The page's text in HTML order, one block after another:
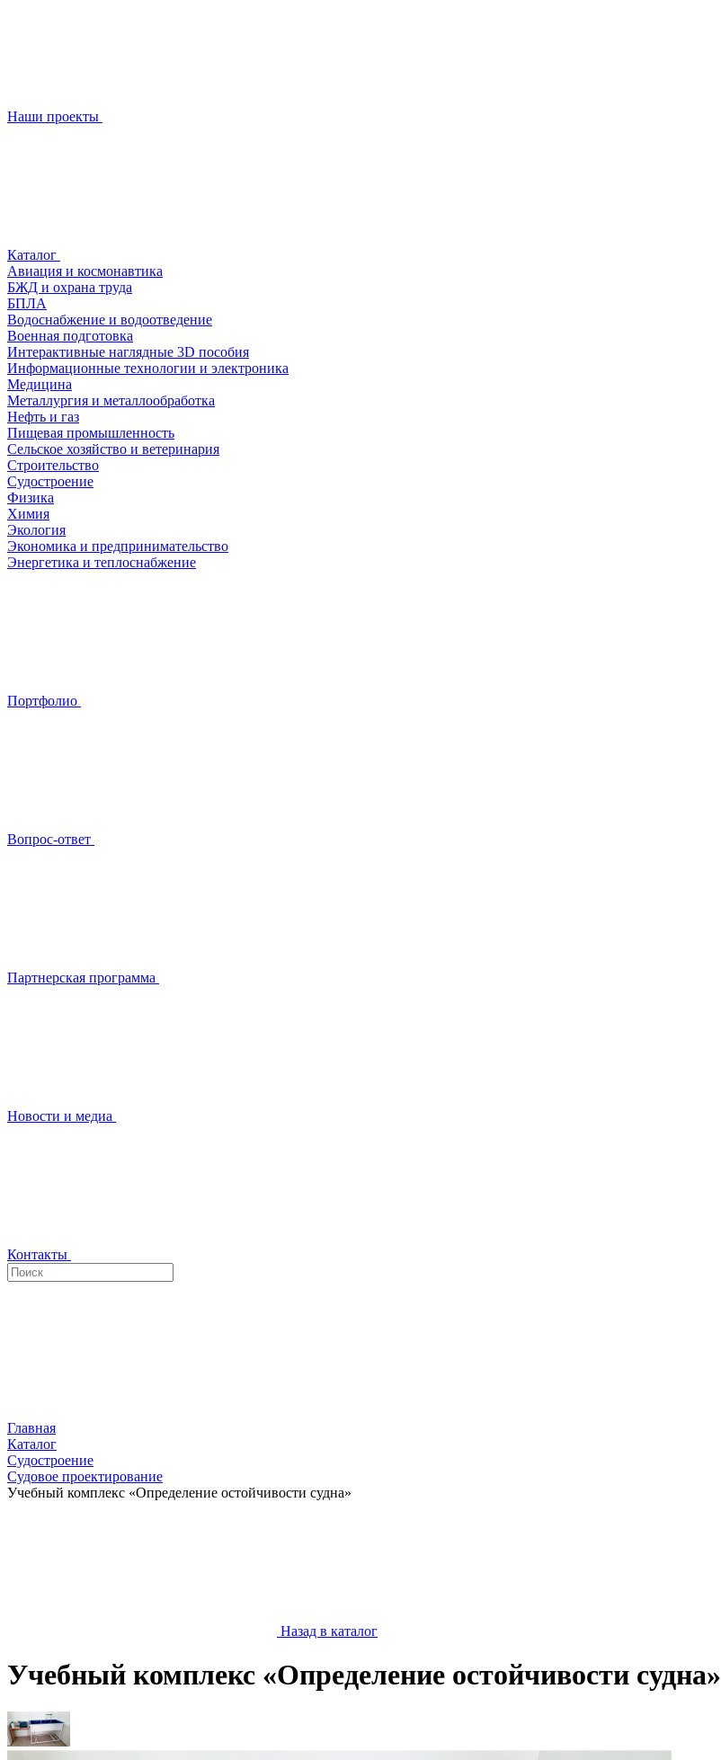
Наши проекты
Каталог
Авиация и космонавтика
БЖД и охрана труда
БПЛА
Водоснабжение и водоотведение
Военная подготовка
Интерактивные наглядные 3D пособия
Информационные технологии и электроника
Медицина
Металлургия и металлообработка
Нефть и газ
Пищевая промышленность
Сельское хозяйство и ветеринария
Строительство
Судостроение
Физика
Химия
Экология
Экономика и предпринимательство
Энергетика и теплоснабжение
Портфолио
Вопрос-ответ
Партнерская программа
Новости и медиа
Контакты
Главная
Каталог
Судостроение
Судовое проектирование
Учебный комплекс «Определение остойчивости судна»
Назад в каталог
Учебный комплекс «Определение остойчивости судна»